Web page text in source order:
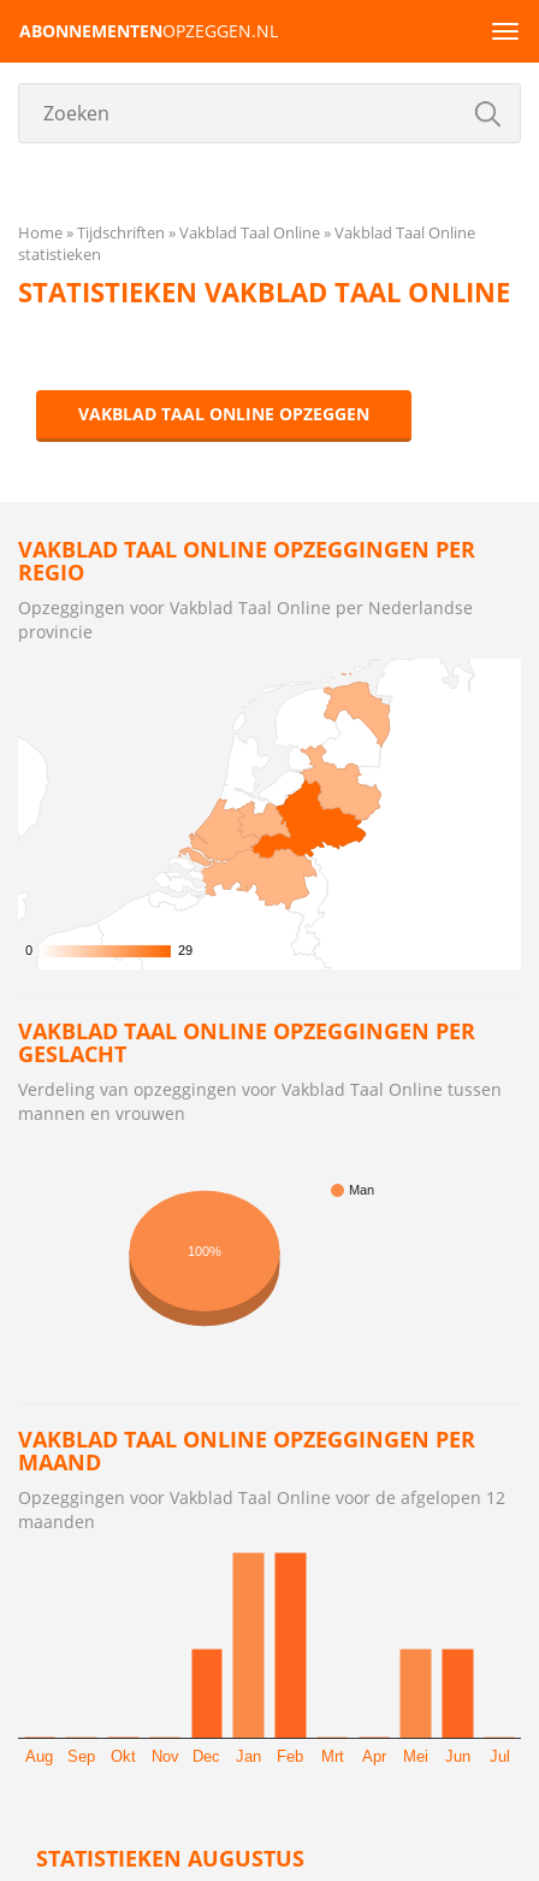
ABONNEMENTENOPZEGGEN.NL
Home Tijdschriften Vakblad Taal Online
Vakblad Taal Online
statistieken
STATISTIEKEN VAKBLAD TAAL ONLINE
VAKBLAD TAAL ONLINE OPZEGGEN
VAKBLAD TAAL ONLINE OPZEGGINGEN PER
REGIO
Opzeggingen voor Vakblad Taal Online per Nederlandse
provincie
0
0 29
29
VAKBLAD TAAL ONLINE OPZEGGINGEN PER
GESLACHT
Verdeling van opzeggingen voor Vakblad Taal Online tussen
mannen en vrouwen
Man
100%
VAKBLAD TAAL ONLINE OPZEGGINGEN PER
MAAND
Opzeggingen voor Vakblad Taal Online voor de afgelopen 12
maanden
Aug Sep Okt Nov Dec Jan Feb Mrt Apr Mei Jun Jul
STATISTIEKEN AUGUSTUS